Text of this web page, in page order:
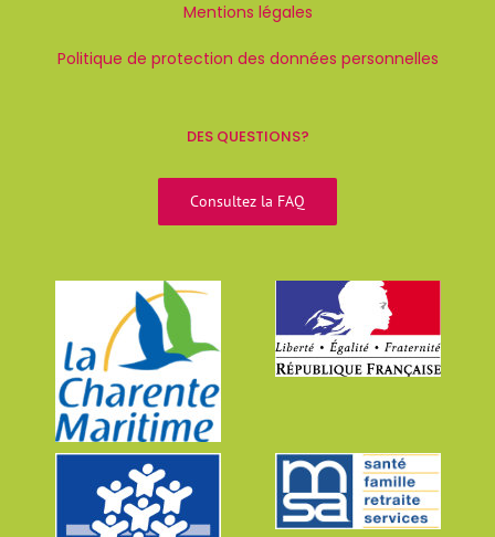
Mentions légales
Politique de protection des données personnelles
DES QUESTIONS?
Consultez la FAQ